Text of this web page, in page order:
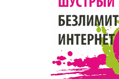
Рестораны, кафе, бары